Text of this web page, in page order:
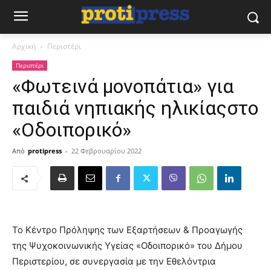
Αρχική Περιστέρι
Περιστέρι
«Φωτεινά μονοπάτια» για
παιδιά νηπιακής ηλικίαςστο
«Οδοιπορικό»
Από protipress - 22 Φεβρουαρίου 2022
Το Κέντρο Πρόληψης των Εξαρτήσεων & Προαγωγής
της Ψυχοκοινωνικής Υγείας «Οδοιπορικό» του Δήμου
Περιστερίου, σε συνεργασία με την Εθελόντρια